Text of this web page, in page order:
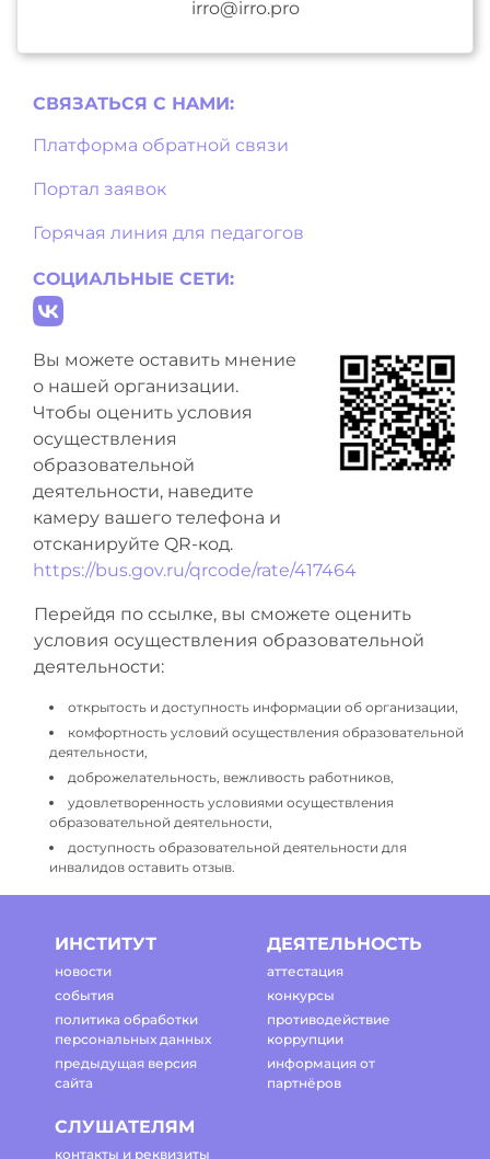
irro@irro.pro
СВЯЗАТЬСЯ С НAМИ:
Платформа обратной связи
Портал заявок
Горячая линия для педагогов
СОЦИАЛЬНЫЕ СЕТИ:
Вы можете оставить мнение
о нашей организации.
Чтобы оценить условия
осуществления
образовательной
деятельности, наведите
камеру вашего телефона и
отсканируйте QR-код.
https://bus.gov.ru/qrcode/rate/417464
Перейдя по ссылке, вы сможете оценить
условия осуществления образовательной
деятельности:
открытость и доступность информации об организации,
комфортность условий осуществления образовательной
деятельности,
доброжелательность, вежливость работников,
удовлетворенность условиями осуществления
образовательной деятельности,
доступность образовательной деятельности для
инвалидов оставить отзыв.
ИНСТИТУТ
новости
события
политика обработки
персональных данных
предыдущая версия
сайта
ДЕЯТЕЛЬНОСТЬ
аттестация
конкурсы
противодействие
коррупции
информация от
партнёров
СЛУШАТЕЛЯМ
контакты и реквизиты